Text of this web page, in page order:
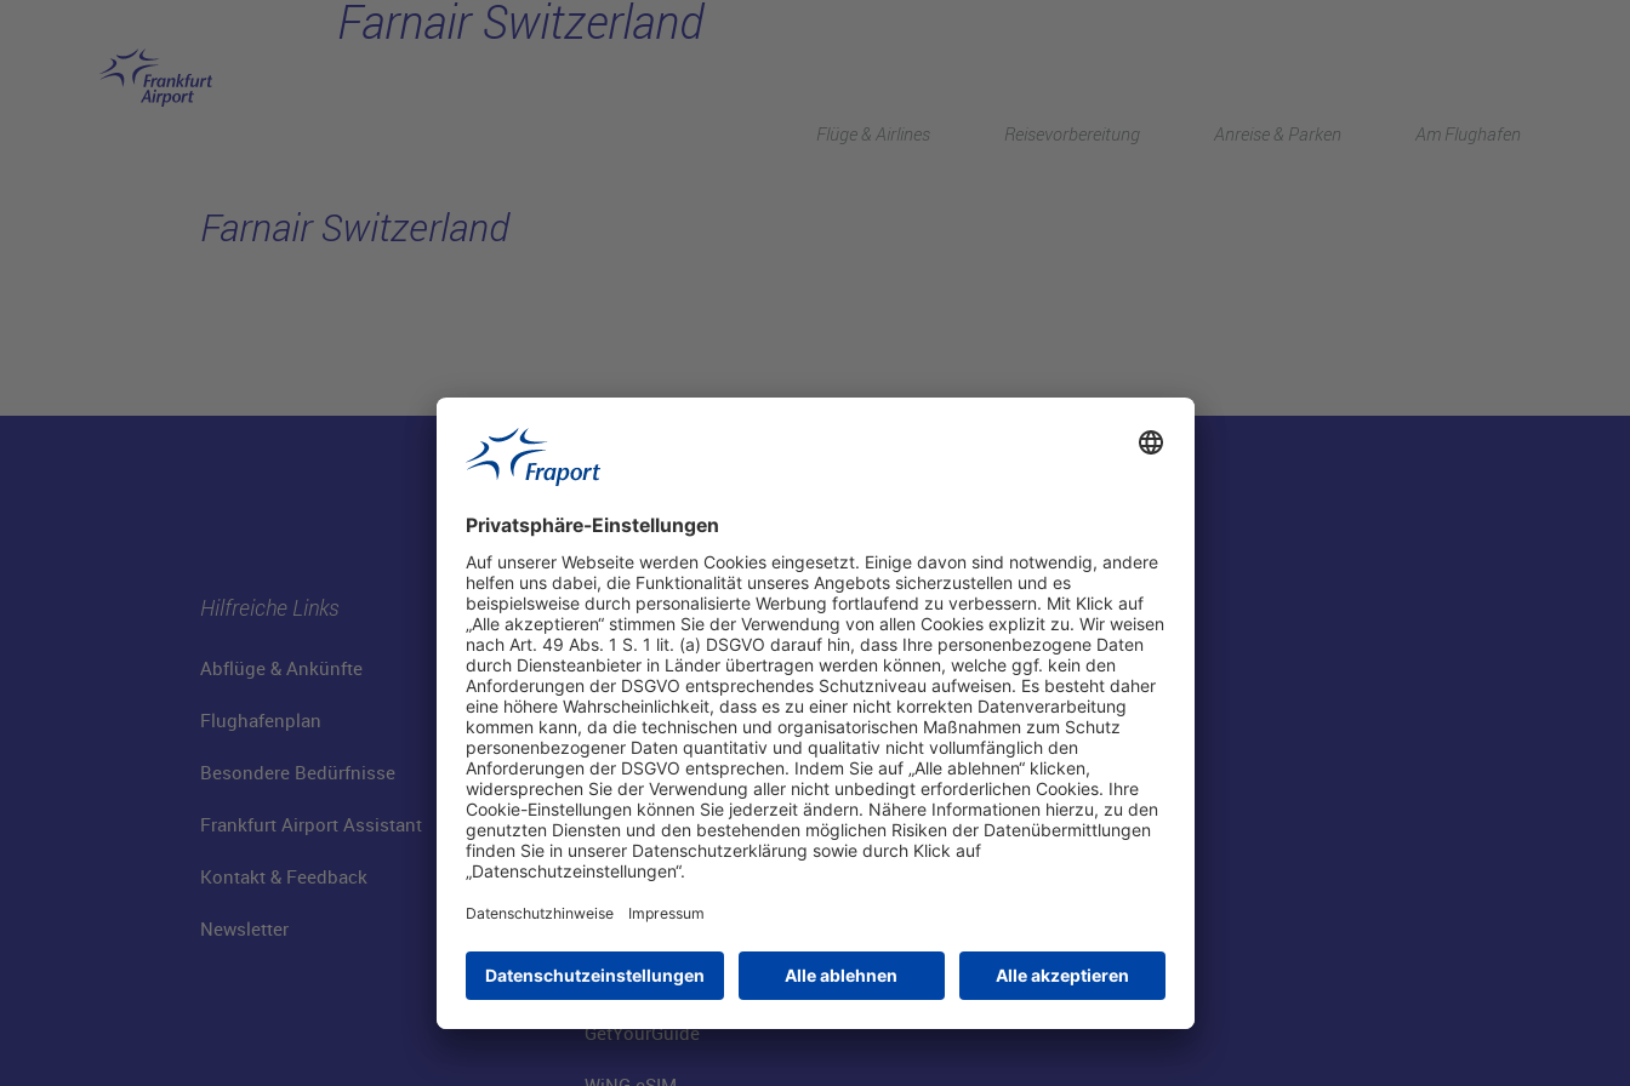
Flüge & Airlines Reisevorbereitung Anreise & Parken Am Flughafen
Farnair Switzerland
Farnair Switzerland
Hilfreiche Links
Abflüge & Ankünfte
Flughafenplan
Besondere Bedürfnisse
Frankfurt Airport Assistant
Kontakt & Feedback
Newsletter
Online einkaufen & buchen
Parkplätze
Online-Shop
Besucherservices
FRA SmartWay
Hotels am Standort
Mietwagen weltweit
Flüge buchen
GetYourGuide
Über uns
Fraport AG
Business am Airport
FRA Eventlocations
Jobs am Airport
Konzernstrategie